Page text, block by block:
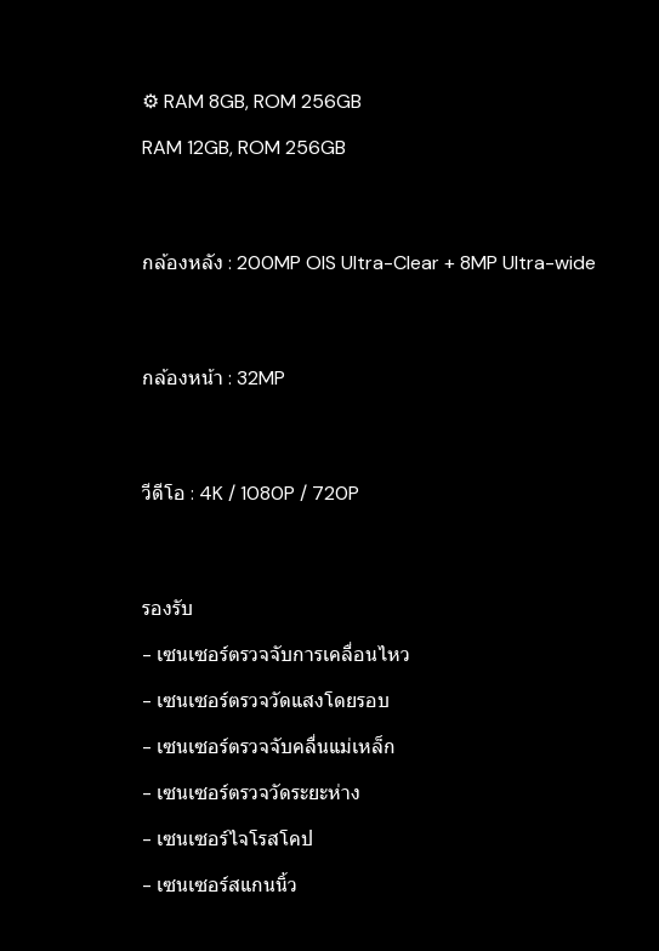
⚙️ RAM 8GB, ROM 256GB
RAM 12GB, ROM 256GB
กล้องหลัง : 200MP OIS Ultra-Clear + 8MP Ultra-wide
กล้องหน้า : 32MP
วีดีโอ : 4K / 1080P / 720P
รองรับ
- เซนเซอร์ตรวจจับการเคลื่อนไหว
- เซนเซอร์ตรวจวัดแสงโดยรอบ
- เซนเซอร์ตรวจจับคลื่นแม่เหล็ก
- เซนเซอร์ตรวจวัดระยะห่าง
- เซนเซอร์ไจโรสโคป
- เซนเซอร์สแกนนิ้ว